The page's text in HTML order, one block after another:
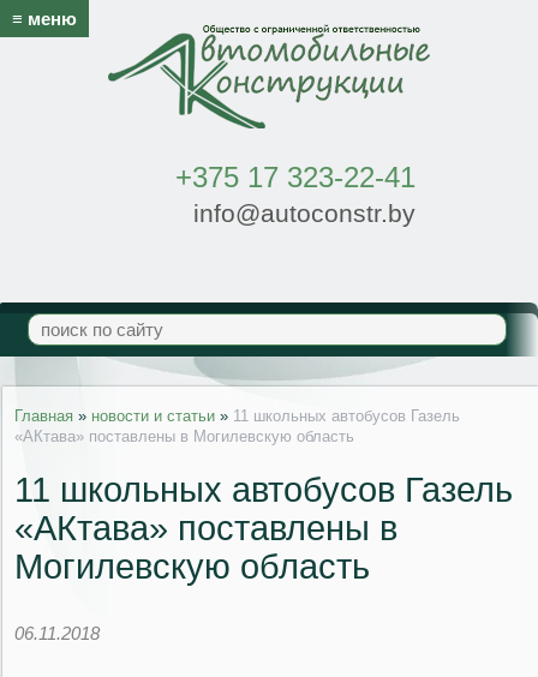
≡ меню
+375 17 323-22-41
info@autoconstr.by
Главная » новости и статьи » 11 школьных автобусов Газель
«АКтава» поставлены в Могилевскую область
11 школьных автобусов Газель
«АКтава» поставлены в
Могилевскую область
06.11.2018